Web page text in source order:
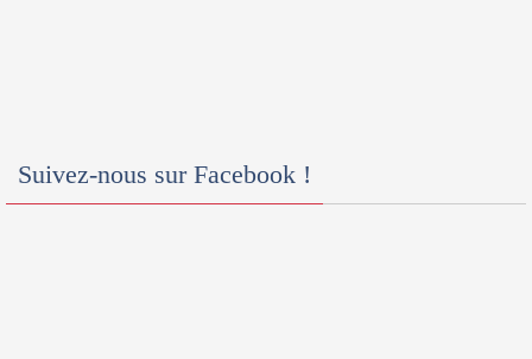
Suivez-nous sur Facebook !